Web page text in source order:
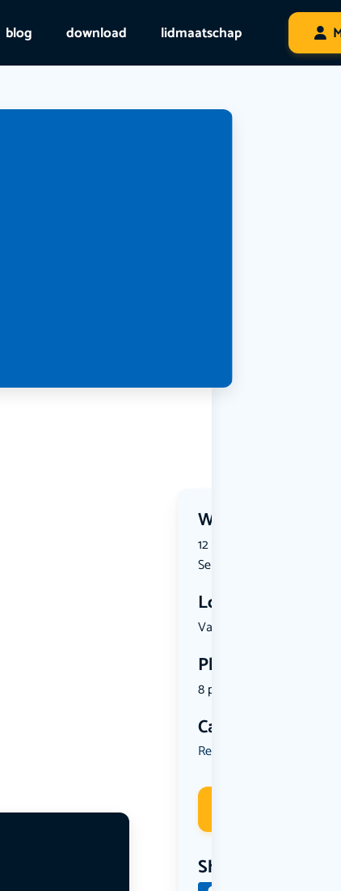
blog download lidmaatschap
Wanneer?
12 September 2026 | 12:20
September 2026 | 14:30
Locatie
Van Golste...
Plekken
8 plekken beschikbaar
Categorie
Reizen
Share